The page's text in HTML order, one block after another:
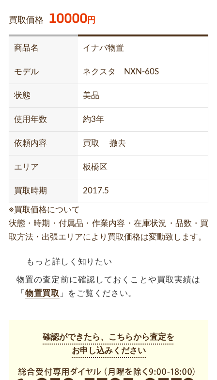
買取価格 10000円
商品名 イナバ物置
モデル ネクスタ NXN-60S
状態 美品
使用年数 約3年
依頼内容 買取 撤去
エリア 板橋区
買取時期 2017.5
※買取価格について
状態・時期・付属品・作業内容・在庫状況・品数・買
取方法・出張エリアにより買取価格は変動致します。
もっと詳しく知りたい
物置の査定前に確認しておくことや買取実績は
「 物置買取 」をご覧ください。
確認ができたら、こちらから査定を
お申し込みください